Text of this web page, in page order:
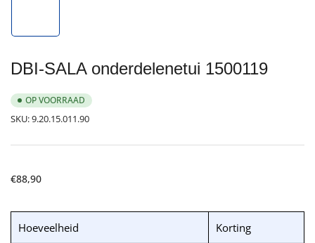
galerijweergave
DBI-SALA onderdelenetui 1500119
OP VOORRAAD
SKU:9.20.15.011.90
Normale
€88,90
Hoeveelheid Korting